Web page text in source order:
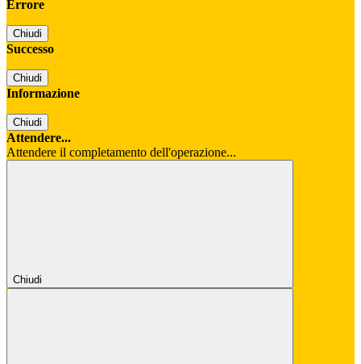
Errore
Chiudi
Successo
Chiudi
Informazione
Chiudi
Attendere...
Attendere il completamento dell'operazione...
Chiudi